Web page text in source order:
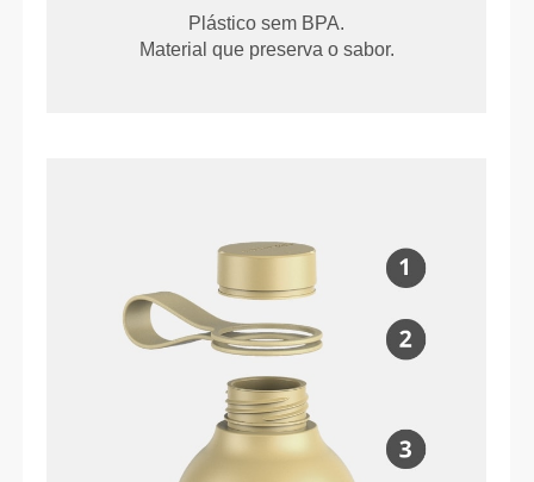
Plástico sem BPA.
Material que preserva o sabor.